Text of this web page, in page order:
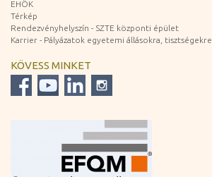
EHÖK
Térkép
Rendezvényhelyszín - SZTE központi épület
Karrier - Pályázatok egyetemi állásokra, tisztségekre
KÖVESS MINKET